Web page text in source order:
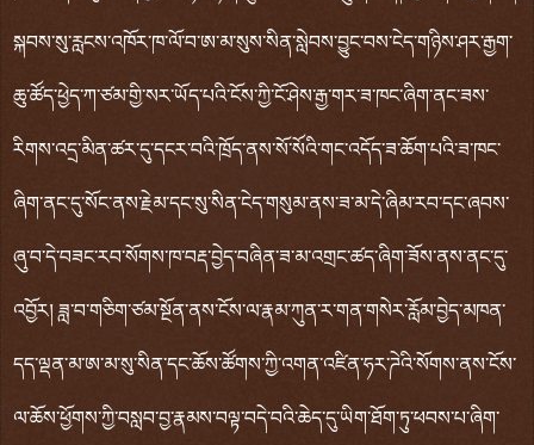
སྐབས་སུ་རླངས་འཁོར་ཁ་ལོ་བ་ཨ་མ་སུས་སིན་སླེབས་བྱུང་བས་ངེད་གཉིས་ཤར་རྒྱག་
ཆུ་ཚོད་ཕྱེད་ཀ་ཙམ་གྱི་སར་ཡོད་པའི་ངོས་ཀྱི་ངོ་ཤེས་རྒྱ་གར་ཟ་ཁང་ཞིག་ནང་ཟས་
རིགས་འདྲ་མིན་ཚར་དུ་དངར་བའི་ཁྲོད་ནས་སོ་སོའི་གང་འདོད་ཟ་ཆོག་པའི་ཟ་ཁང་
ཞིག་ནང་དུ་སོང་ནས་རྗེམ་དང་སུ་སིན་ངེད་གསུམ་ནས་ཟ་མ་དེ་ཞིམ་རབ་དང་ཞབས་
ཞུ་བ་དེ་བཟང་རབ་སོགས་ཁ་བརྡ་བྱེད་བཞིན་ཟ་མ་འགྲང་ཚད་ཞིག་ཟོས་ནས་ནང་དུ་
འབྱོར། ཟླ་བ་གཅིག་ཙམ་སྔོན་ནས་ངོས་ལ་རྣམ་ཀུན་ར་གན་གསེར་རློམ་བྱེད་མཁན་
དད་ལྡན་མ་ཨ་མ་སུ་སིན་དང་ཆོས་ཚོགས་ཀྱི་འགན་འཛིན་ཧར་ཌེའི་སོགས་ནས་ངོས་
ལ་ཆོས་ཕྱོགས་ཀྱི་བསླབ་བྱ་རྣམས་བལྟ་བདེ་བའི་ཆེད་དུ་ཡིག་ཐོག་ཏུ་ཕབས་པ་ཞིག་